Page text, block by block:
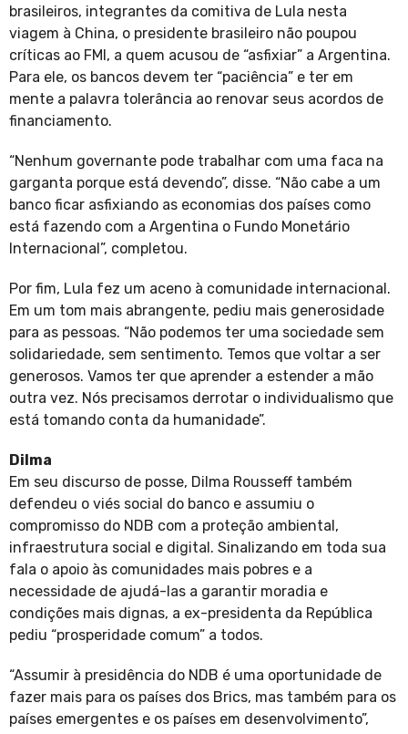
brasileiros, integrantes da comitiva de Lula nesta
viagem à China, o presidente brasileiro não poupou
críticas ao FMI, a quem acusou de “asfixiar” a Argentina.
Para ele, os bancos devem ter “paciência” e ter em
mente a palavra tolerância ao renovar seus acordos de
financiamento.
“Nenhum governante pode trabalhar com uma faca na
garganta porque está devendo”, disse. “Não cabe a um
banco ficar asfixiando as economias dos países como
está fazendo com a Argentina o Fundo Monetário
Internacional”, completou.
Por fim, Lula fez um aceno à comunidade internacional.
Em um tom mais abrangente, pediu mais generosidade
para as pessoas. “Não podemos ter uma sociedade sem
solidariedade, sem sentimento. Temos que voltar a ser
generosos. Vamos ter que aprender a estender a mão
outra vez. Nós precisamos derrotar o individualismo que
está tomando conta da humanidade”.
Dilma
Em seu discurso de posse, Dilma Rousseff também
defendeu o viés social do banco e assumiu o
compromisso do NDB com a proteção ambiental,
infraestrutura social e digital. Sinalizando em toda sua
fala o apoio às comunidades mais pobres e a
necessidade de ajudá-las a garantir moradia e
condições mais dignas, a ex-presidenta da República
pediu “prosperidade comum” a todos.
“Assumir à presidência do NDB é uma oportunidade de
fazer mais para os países dos Brics, mas também para os
países emergentes e os países em desenvolvimento”,